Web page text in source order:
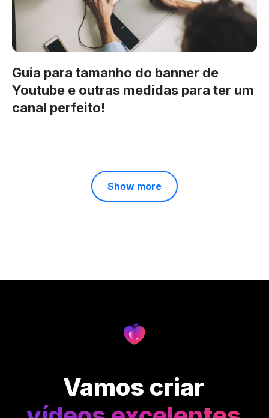
Guia para tamanho do banner de
Youtube e outras medidas para ter um
canal perfeito!
Show more
Vamos criar